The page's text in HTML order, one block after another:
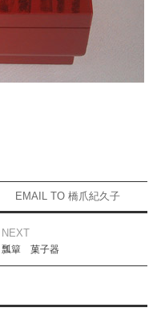
EMAIL TO 橋爪紀久子
NEXT
瓢簞 菓子器